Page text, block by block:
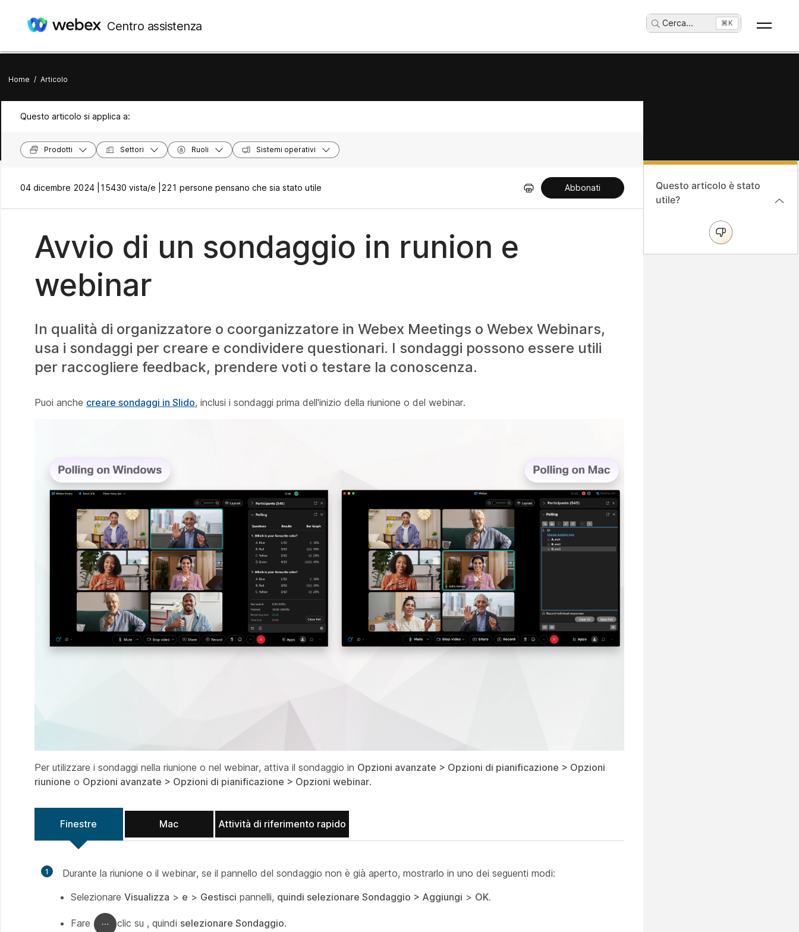
Centro assistenza Cerca... ⌘K
Home / Articolo
Questo articolo si applica a:
Prodotti Settori Ruoli Sistemi operativi
04 dicembre 2024 | 15430 vista/e | 221 persone pensano che sia stato utile Abbonati
Avvio di un sondaggio in runion e
webinar
In qualità di organizzatore o coorganizzatore in Webex Meetings o Webex Webinars,
usa i sondaggi per creare e condividere questionari. I sondaggi possono essere utili
per raccogliere feedback, prendere voti o testare la conoscenza.
Puoi anche creare sondaggi in Slido, inclusi i sondaggi prima dell'inizio della riunione o del webinar.
Per utilizzare i sondaggi nella riunione o nel webinar, attiva il sondaggio in Opzioni avanzate > Opzioni di pianificazione > Opzioni
riunione o Opzioni avanzate > Opzioni di pianificazione > Opzioni webinar.
Finestre Mac Attività di riferimento rapido
1
Durante la riunione o il webinar, se il pannello del sondaggio non è già aperto, mostrarlo in uno dei seguenti modi:
Selezionare Visualizza > e > Gestisci pannelli, quindi selezionare Sondaggio > Aggiungi > OK.
Fare clic su , quindi selezionare Sondaggio.
Questo articolo è stato
utile?